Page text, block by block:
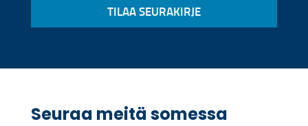
s
*
o
o
s
TILAA SEURAKIRJE
Seuraa meitä somessa